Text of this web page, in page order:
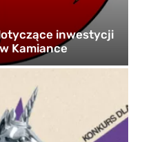
inwestycji
Kamiance